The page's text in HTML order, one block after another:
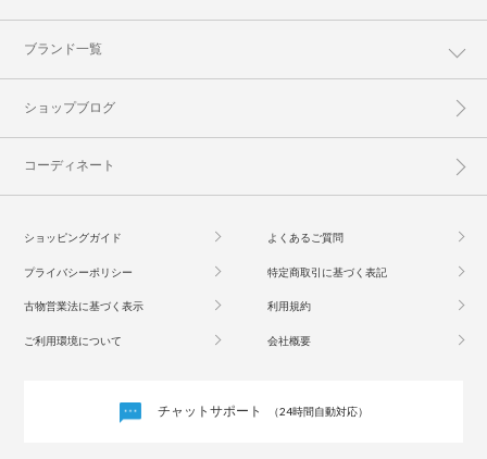
ブランド一覧
ショップブログ
コーディネート
ショッピングガイド よくあるご質問
プライバシーポリシー 特定商取引に基づく表記
古物営業法に基づく表示 利用規約
ご利用環境について 会社概要
チャットサポート （24時間自動対応）